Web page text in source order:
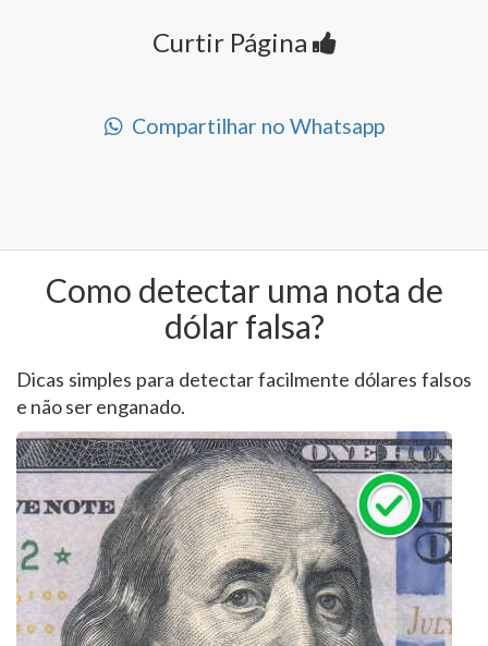
Curtir Página
Compartilhar no Whatsapp
Como detectar uma nota de
dólar falsa?
Dicas simples para detectar facilmente dólares falsos
e não ser enganado.